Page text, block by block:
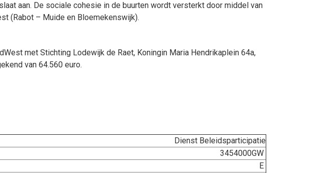
aan. De sociale cohesie in de buurten wordt versterkt door middel van
(Rabot – Muide en Bloemekenswijk).
met Stichting Lodewijk de Raet, Koningin Maria Hendrikaplein 64a,
van 64.560 euro.
Dienst Beleidsparticipatie
3454000GW
E